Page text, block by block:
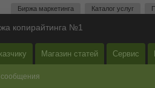
Биржа маркетинга Каталог услуг
копирайтинга №1
Магазин статей Сервис